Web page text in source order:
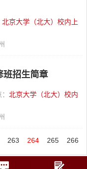
北京大学（北大）校内上
班招生简章
北京大学（北大）校内
263 264 265 266